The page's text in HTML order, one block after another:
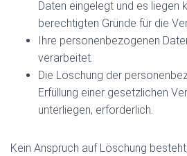
Daten eingelegt und es liegen
berechtigten Gründe für die
Ihre personenbezogenen
verarbeitet.
Die Löschung der
Erfüllung einer gesetzlichen
unterliegen, erforderlich.
Kein Anspruch auf Löschung